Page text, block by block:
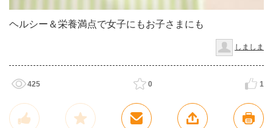
ヘルシー＆栄養満点で女子にもお子さまにも
しましま
425 0 1